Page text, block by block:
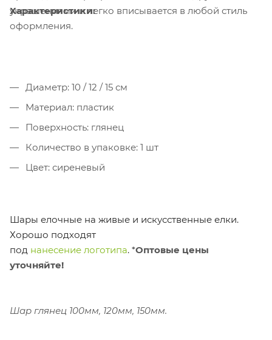
украшениями и легко вписывается в любой стиль
оформления.
Характеристики:
Диаметр: 10 / 12 / 15 см
Материал: пластик
Поверхность: глянец
Количество в упаковке: 1 шт
Цвет: сиреневый
Шары елочные на живые и искусственные елки.
Хорошо подходят
под нанесение логотипа. *Оптовые цены
уточняйте!
Шар глянец 100мм, 120мм, 150мм.